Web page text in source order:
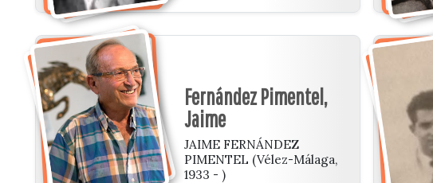
Fernández Pimentel,
Jaime
JAIME FERNÁNDEZ
PIMENTEL (Vélez-Málaga,
1933 - )